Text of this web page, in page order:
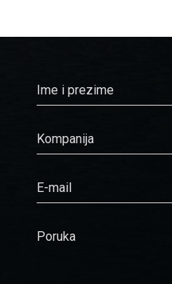
Ime i prezime
Kompanija
E-mail
Poruka